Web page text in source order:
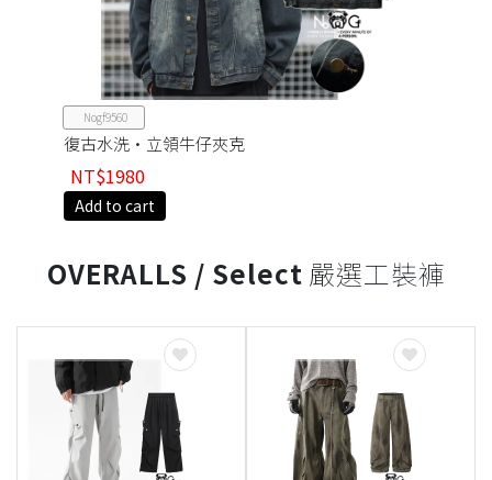
Nogf9560
復古水洗·立領牛仔夾克
NT$1980
Add to cart
OVERALLS / Select 嚴選工裝褲